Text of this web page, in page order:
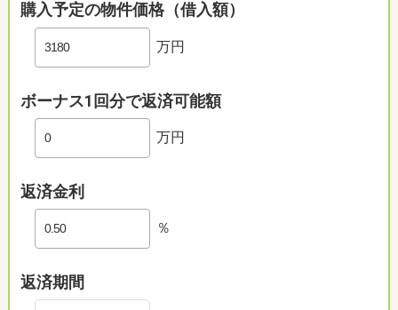
購入予定の物件価格（借入額）
万円
ボーナス1回分で返済可能額
万円
返済金利
％
返済期間